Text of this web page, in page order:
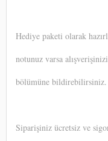
Hediye paketi olarak
notunuz varsa
bölümüne bildirebilirsiniz.
Siparişiniz ücretsiz ve